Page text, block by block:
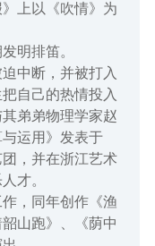
上以《吹情》为
明排笛。
中断，并被打入
自己的热情投入
弟弟物理学家赵
运用》发表于
团，并在浙江艺术
才。
，同年创作《渔
山跑》、《荫中